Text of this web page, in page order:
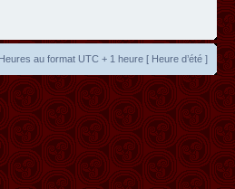
au format UTC + 1 heure [ Heure d’été ]